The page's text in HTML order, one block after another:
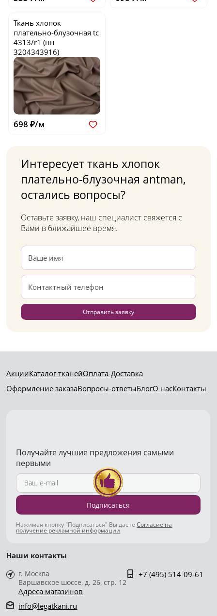
Ткань хлопок
плательно-блузочнаяtc
4313/r1 (нн
3204343916)
698 ₽/м
Интересует ткань хлопок
плательно-блузочная antman,
остались вопросы?
Оставьте заявку, наш специалист свяжется с
Вами в ближайшее время.
Отправить заявку
АкцииКаталог тканейОплата-Доставка
Оформление заказаВопросы-ответыБлогО насКонтакты
Получайте лучшие предложения самыми
первыми
Подписаться
Нажимая кнопку "Подписаться" Вы даетеСогласие на
получение рекламной информации
Наши контакты
г. Москва
Варшавское шоссе, д. 26, стр. 12
Адреса магазинов
+7 (495) 514-09-61
info@legatkani.ru